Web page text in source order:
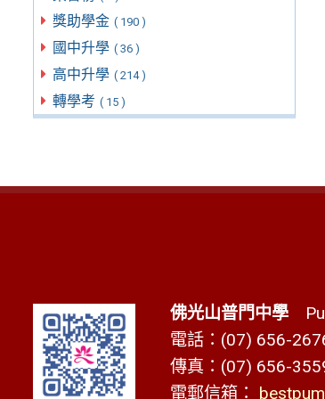
獎助學金 ( 190 )
國中升學 ( 36 )
高中升學 ( 214 )
轉學考 ( 15 )
佛光山普門中學Pu-
電話：(07) 656-
傳真：(07) 656-
電郵信箱：